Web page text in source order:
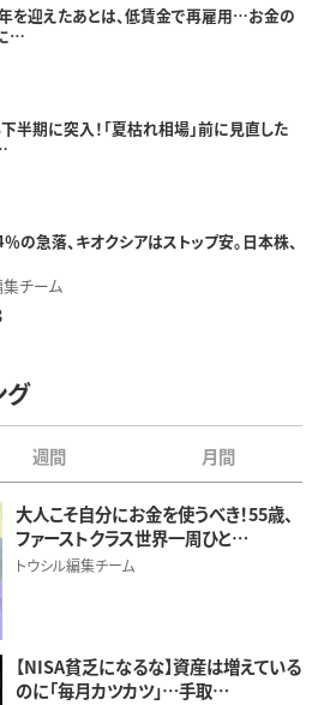
を迎えたあとは、低賃金で再雇用…お金の
…
半期に突入！「夏枯れ相場」前に見直した
の急落、キオクシアはストップ安。日本株、
集チーム
グ
週間 月間
大人こそ自分にお金を使うべき！55歳、
ファーストクラス世界一周ひと…
トウシル編集チーム
【NISA貧乏になるな】資産は増えている
のに「毎月カツカツ」…手取…